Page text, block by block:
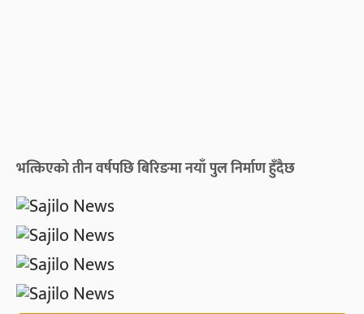
भत्किएको तीन वर्षपछि बिरिङमा नयाँ पुल निर्माण हुँदैछ